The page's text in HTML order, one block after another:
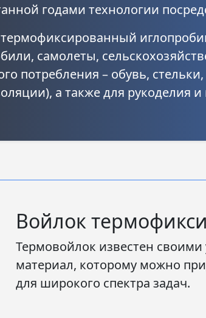
годами технологии
самолеты,
потребления – обувь,
а также для рукоделия и
Войлок
Термовойлок известен
материал, которому можно
для широкого спектра задач.